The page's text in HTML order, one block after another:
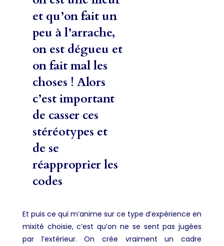
et qu’on fait un
peu à l’arrache,
on est dégueu et
on fait mal les
choses ! Alors
c’est important
de casser ces
stéréotypes et
de se
réapproprier les
codes
Et puis ce qui m’anime sur ce type d’expérience en
mixité choisie, c’est qu’on ne se sent pas jugées
par l’extérieur. On crée vraiment un cadre